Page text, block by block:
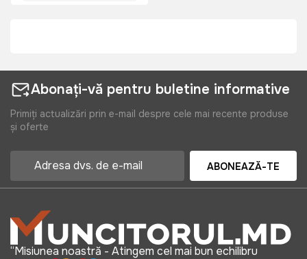
Abonați-vă pentru buletine informative
Primiți actualizări prin e-mail despre cele mai recente produse
și oferte
ABONEAZĂ-TE
“Misiunea noastră - Atingem cel mai bun echilibru